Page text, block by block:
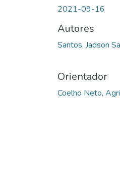
2021-09-16
Autores
Santos, Jadson
Orientador
Coelho Neto,